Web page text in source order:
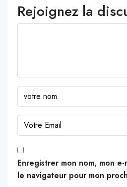
Rejoignez la
Enregistrer mon nom, mon
le navigateur pour mon